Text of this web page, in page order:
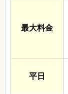
最大料金
平日